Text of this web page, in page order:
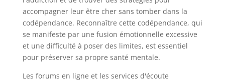
accompagner leur être cher sans tomber dans la
codépendance. Reconnaître cette codépendance, qui
se manifeste par une fusion émotionnelle excessive
et une difficulté à poser des limites, est essentiel
pour préserver sa propre santé mentale.
Les forums en ligne et les services d'écoute